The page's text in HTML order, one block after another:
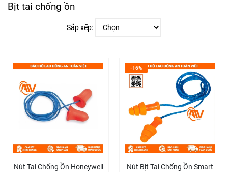
Bịt tai chống ồn
Sắp xếp:
Nút Tai Chống Ồn Honeywell
Nút Bịt Tai Chống Ồn Smart
-16%